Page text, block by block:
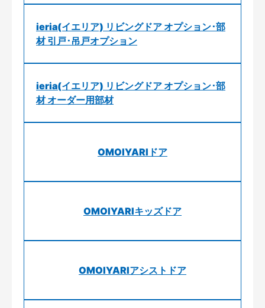
ieria(イエリア) リビングドア オプション･部
材 引戸･吊戸オプション
ieria(イエリア) リビングドア オプション･部
材 オーダー用部材
OMOIYARIドア
OMOIYARIキッズドア
OMOIYARIアシストドア